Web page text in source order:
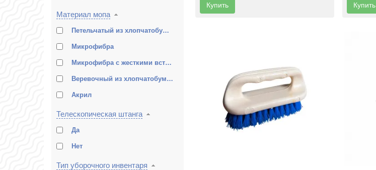
Материал мопа
Петельчатый из хлопчатобумажной нити
Микрофибра
Микрофибра с жесткими вставками
Веревочный из хлопчатобумажной нити
Акрил
Телескопическая штанга
Да
Нет
Тип уборочного инвентаря
Купить Купить